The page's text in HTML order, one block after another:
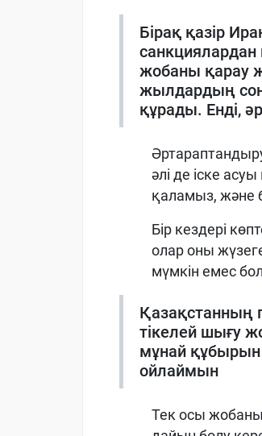
Бірақ қазір
санкциялардан
жобаны қарау
жылдардың
құрады. Енді,
әлі де іске
қаламыз, және
Бір кездері
олар оны
мүмкін емес
Қазақстанның
тікелей шығу
мұнай
ойлаймын
Тек осы